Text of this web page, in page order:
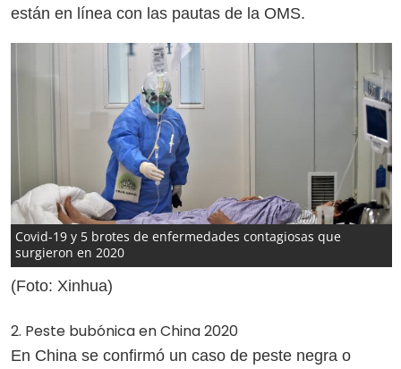
están en línea con las pautas de la OMS.
Covid-19 y 5 brotes de enfermedades contagiosas que
surgieron en 2020
(Foto: Xinhua)
2. Peste bubónica en China 2020
En China se confirmó un caso de peste negra o